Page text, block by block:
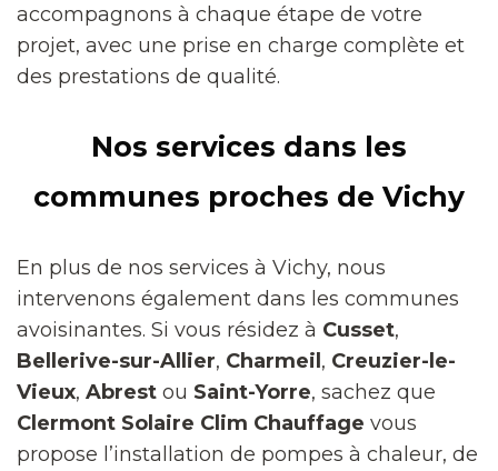
accompagnons à chaque étape de votre
projet, avec une prise en charge complète et
des prestations de qualité.
Nos services dans les
communes proches de Vichy
En plus de nos services à Vichy, nous
intervenons également dans les communes
avoisinantes. Si vous résidez à Cusset,
Bellerive-sur-Allier, Charmeil , Creuzier-le-
Vieux, Abrest ou Saint-Yorre, sachez que
Clermont Solaire Clim Chauffage vous
propose l’installation de pompes à chaleur, de